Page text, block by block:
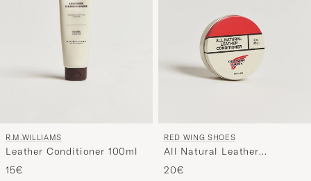
R.M.WILLIAMS
Leather Conditioner 100ml
15€
RED WING SHOES
All Natural Leather
Conditioner
20€